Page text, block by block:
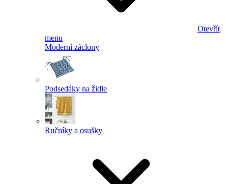
Otevřít
menu
Moderní záclony
Podsedáky na židle
Ručníky a osušky